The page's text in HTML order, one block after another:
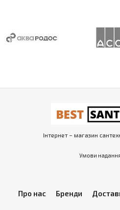
Інтернет – магазин
Умови
Про нас Бренди